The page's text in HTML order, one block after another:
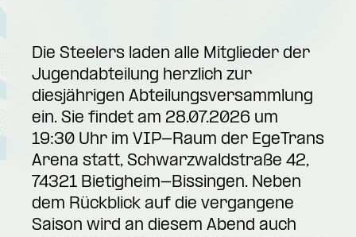
Die Steelers laden alle Mitglieder der
Jugendabteilung herzlich zur
diesjährigen Abteilungsversammlung
ein. Sie findet am 28.07.2026 um
19:30 Uhr im VIP-Raum der EgeTrans
Arena statt, Schwarzwaldstraße 42,
74321 Bietigheim-Bissingen. Neben
dem Rückblick auf die vergangene
Saison wird an diesem Abend auch